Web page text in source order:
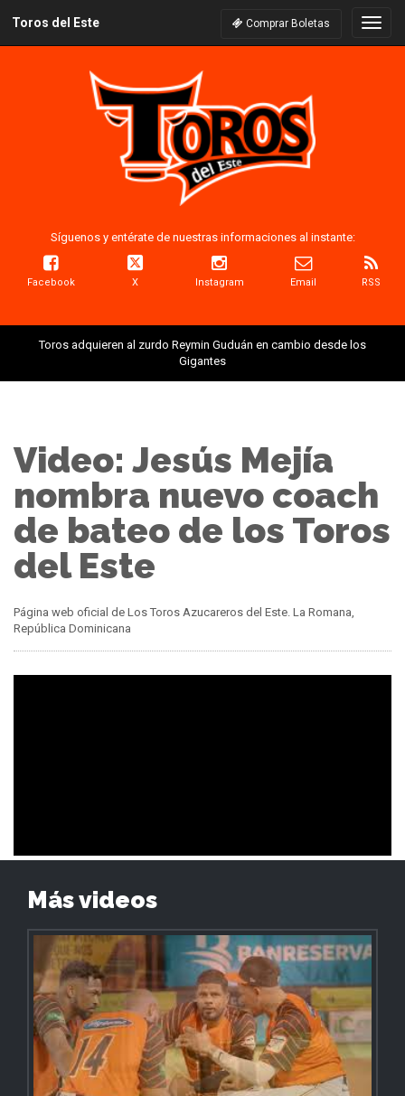
Toros del Este Comprar Boletas
Síguenos y entérate de nuestras informaciones al instante:
Facebook X Instagram Email RSS
Toros adquieren al zurdo Reymin Guduán en cambio desde los
Gigantes
Video: Jesús Mejía
nombra nuevo coach
de bateo de los Toros
del Este
Página web oficial de Los Toros Azucareros del Este. La Romana,
República Dominicana
Más videos